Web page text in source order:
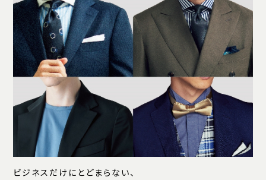
ビジネスだけにとどまらない、